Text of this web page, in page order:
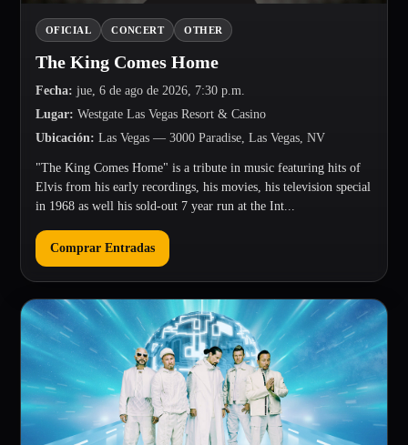
OFICIAL CONCERT OTHER
The King Comes Home
Fecha: jue, 6 de ago de 2026, 7:30 p.m.
Lugar: Westgate Las Vegas Resort & Casino
Ubicación: Las Vegas — 3000 Paradise, Las Vegas, NV
"The King Comes Home" is a tribute in music featuring hits of
Elvis from his early recordings, his movies, his television special
in 1968 as well his sold-out 7 year run at the Int...
Comprar Entradas